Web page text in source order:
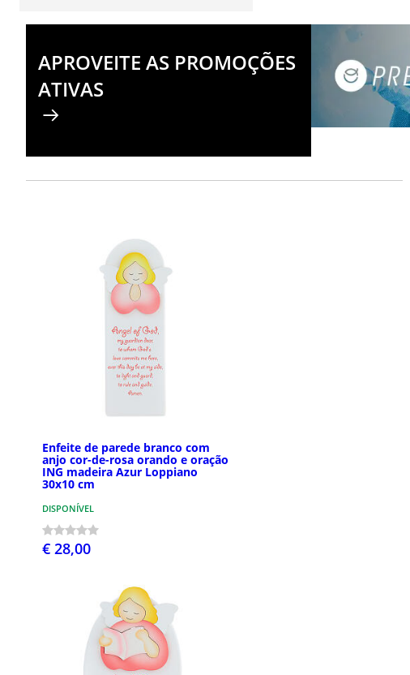
APROVEITE AS PROMOÇÕES
ATIVAS
Enfeite de parede branco com
anjo cor-de-rosa orando e oração
ING madeira Azur Loppiano
30x10 cm
DISPONÍVEL
€ 28,00